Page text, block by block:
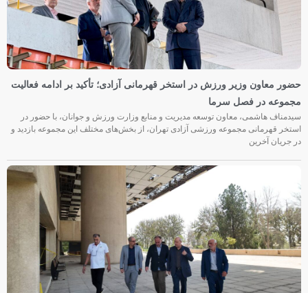
حضور معاون وزیر ورزش در استخر قهرمانی آزادی؛ تأکید بر ادامه فعالیت
مجموعه در فصل سرما
سیدمناف هاشمی، معاون توسعه مدیریت و منابع وزارت ورزش و جوانان، با حضور در
استخر قهرمانی مجموعه ورزشی آزادی تهران، از بخش‌های مختلف این مجموعه بازدید و
در جریان آخرین